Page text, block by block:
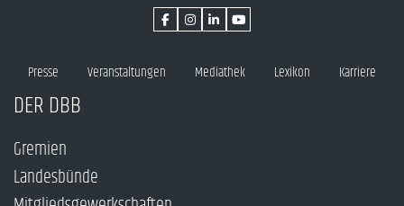
Presse Veranstaltungen Mediathek Lexikon Karriere
DER DBB
Gremien
Landesbünde